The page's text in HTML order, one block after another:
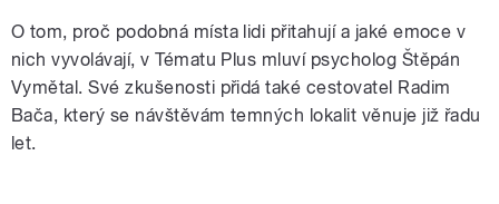
O tom, proč podobná místa lidi přitahují a jaké emoce v
nich vyvolávají, v Tématu Plus mluví psycholog Štěpán
Vymětal. Své zkušenosti přidá také cestovatel Radim
Bača, který se návštěvám temných lokalit věnuje již řadu
let.